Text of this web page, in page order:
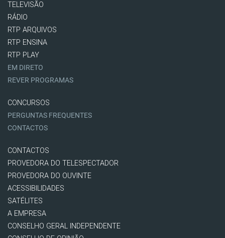
TELEVISÃO
RÁDIO
RTP ARQUIVOS
RTP ENSINA
RTP PLAY
EM DIRETO
REVER PROGRAMAS
CONCURSOS
PERGUNTAS FREQUENTES
CONTACTOS
CONTACTOS
PROVEDORA DO TELESPECTADOR
PROVEDORA DO OUVINTE
ACESSIBILIDADES
SATÉLITES
A EMPRESA
CONSELHO GERAL INDEPENDENTE